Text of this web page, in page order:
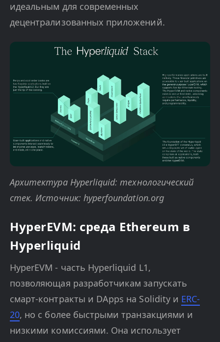
идеальным для современных
децентрализованных приложений.
Архитектура Hyperliquid: технологический
стек. Источник: hyperfoundation.org
HyperEVM: среда Ethereum в
Hyperliquid
HyperEVM - часть Hyperliquid L1,
позволяющая разработчикам запускать
смарт-контракты и DApps на Solidity и ERC-
20, но с более быстрыми транзакциями и
низкими комиссиями. Она использует